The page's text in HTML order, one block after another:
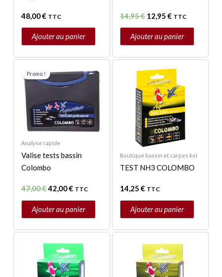
48,00€ TTC
Ajouter au panier
14,95€ 12,95 € TTC
Ajouter au panier
Promo !
Analyse rapide
Valise tests bassin
Colombo
47,00€
prix
initial
47,00 €.
42,00€
prix
actuel
42,00 €.
TTC
Ajouter au panier
Boutique bassin et carpes koï
TEST NH3 COLOMBO
14,25 € TTC
Ajouter au panier